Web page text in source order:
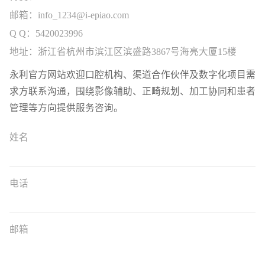
邮箱：info_1234@i-epiao.com
Q Q：5420023996
地址：浙江省杭州市滨江区滨盛路3867号海亮大厦15楼
永利官方网站欢迎口腔机构、渠道合作伙伴及数字化项目需
求方联系沟通，围绕影像辅助、正畸规划、加工协同和患者
管理等方向提供服务咨询。
姓名
电话
邮箱